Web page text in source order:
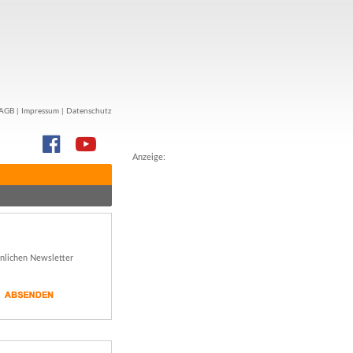
Anzeige:
Impressum Datenschutz
Newsletter